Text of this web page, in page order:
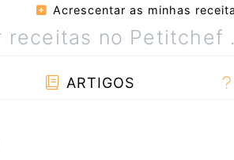
Acrescentar as minhas
ARTIGOS